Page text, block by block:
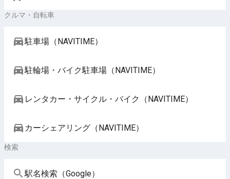
クルマ・自転車
駐車場（NAVITIME）
駐輪場・バイク駐車場（NAVITIME）
レンタカー・サイクル・バイク（NAVITIME）
カーシェアリング（NAVITIME）
検索
駅名検索（Google）